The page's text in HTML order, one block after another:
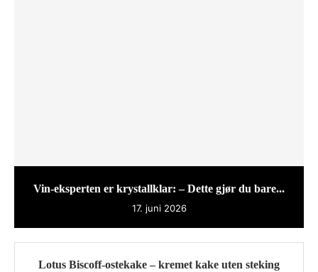
Vin-eksperten er krystallklar: – Dette gjør du bare...
17. juni 2026
Lotus Biscoff-ostekake – kremet kake uten steking